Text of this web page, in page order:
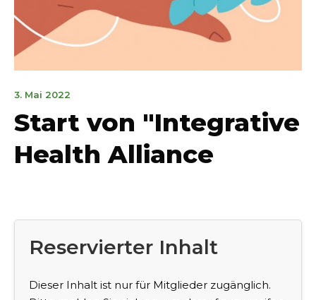
3. Mai 2022
2023
Start von "Integrative
Health Alliance
Reservierter Inhalt
Dieser Inhalt ist nur für Mitglieder zugänglich.